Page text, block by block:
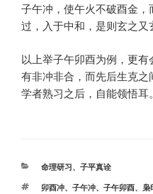
子午冲，使午火不破酉金
过，入于中和，是则玄之又
以上举子午卯酉为例，更
有非冲非合，而先后生克之
学者熟习之后，自能领悟耳。
分
命理研习、 子平真诠
标
卯酉冲、 子午冲、 子午卯酉、 枭